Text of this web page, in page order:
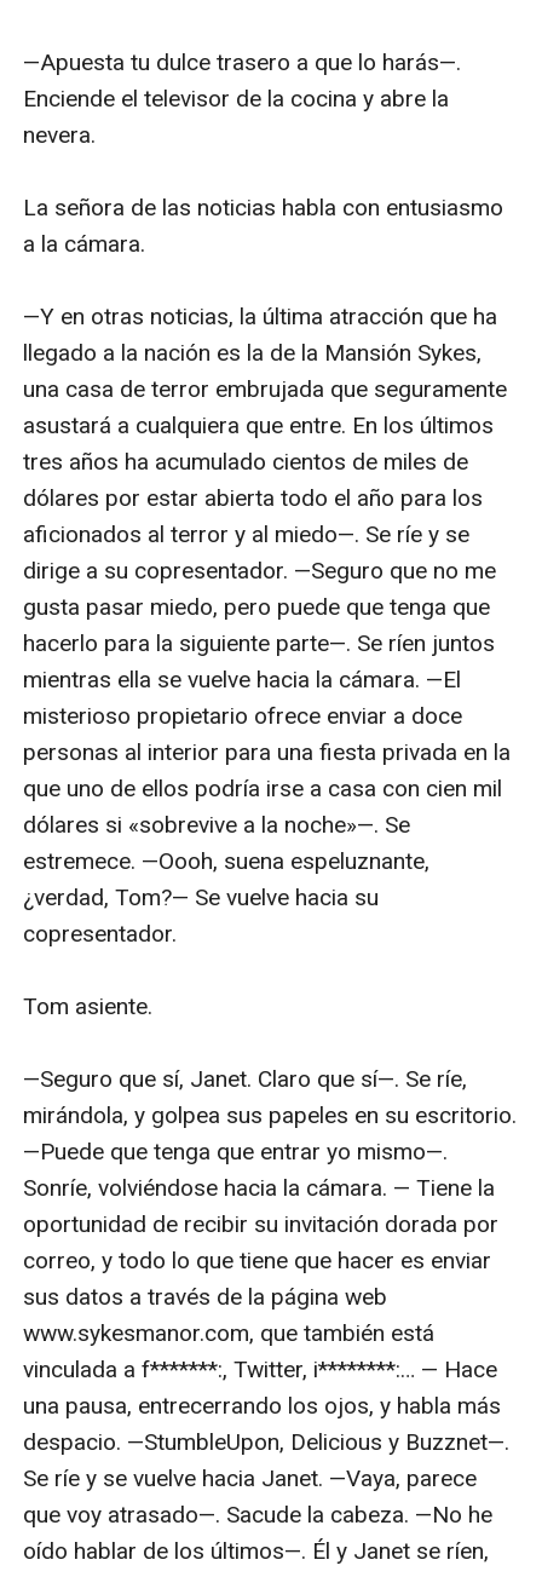
—Apuesta tu dulce trasero a que lo harás—.
Enciende el televisor de la cocina y abre la
nevera.
La señora de las noticias habla con entusiasmo
a la cámara.
—Y en otras noticias, la última atracción que ha
llegado a la nación es la de la Mansión Sykes,
una casa de terror embrujada que seguramente
asustará a cualquiera que entre. En los últimos
tres años ha acumulado cientos de miles de
dólares por estar abierta todo el año para los
aficionados al terror y al miedo—. Se ríe y se
dirige a su copresentador. —Seguro que no me
gusta pasar miedo, pero puede que tenga que
hacerlo para la siguiente parte—. Se ríen juntos
mientras ella se vuelve hacia la cámara. —El
misterioso propietario ofrece enviar a doce
personas al interior para una fiesta privada en la
que uno de ellos podría irse a casa con cien mil
dólares si «sobrevive a la noche»—. Se
estremece. —Oooh, suena espeluznante,
¿verdad, Tom?— Se vuelve hacia su
copresentador.
Tom asiente.
—Seguro que sí, Janet. Claro que sí—. Se ríe,
mirándola, y golpea sus papeles en su escritorio.
—Puede que tenga que entrar yo mismo—.
Sonríe, volviéndose hacia la cámara. — Tiene la
oportunidad de recibir su invitación dorada por
correo, y todo lo que tiene que hacer es enviar
sus datos a través de la página web
www.sykesmanor.com, que también está
vinculada a f*******:, Twitter, i********:… — Hace
una pausa, entrecerrando los ojos, y habla más
despacio. —StumbleUpon, Delicious y Buzznet—.
Se ríe y se vuelve hacia Janet. —Vaya, parece
que voy atrasado—. Sacude la cabeza. —No he
oído hablar de los últimos—. Él y Janet se ríen,